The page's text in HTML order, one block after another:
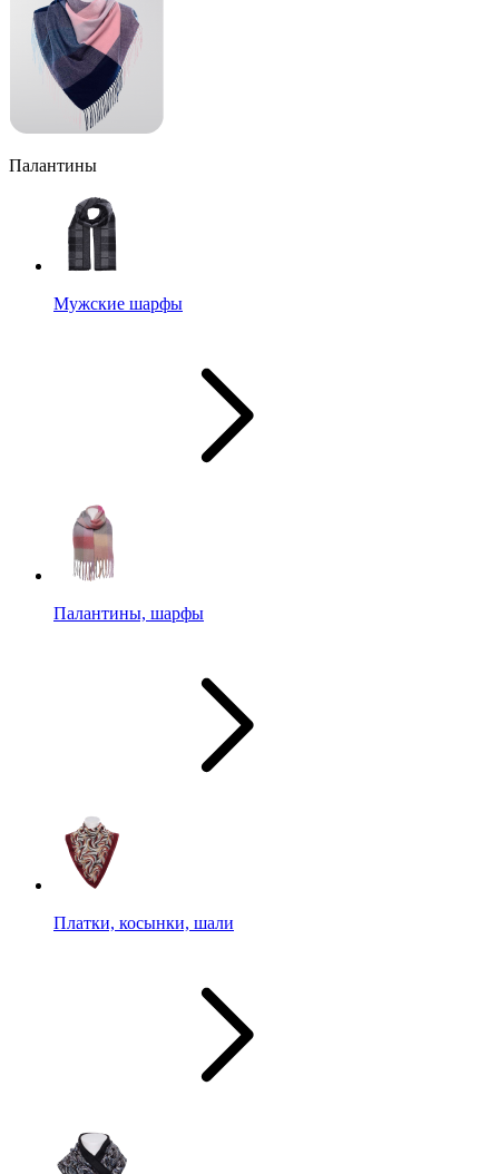
Палантины
Мужские шарфы
Палантины, шарфы
Платки, косынки, шали